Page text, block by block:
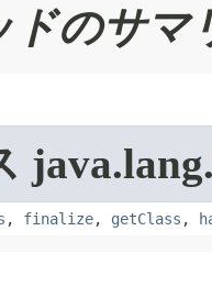
ドのサマ
java.lang.
, finalize, getClass ,